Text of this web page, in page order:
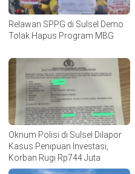
Relawan SPPG di Sulsel Demo
Tolak Hapus Program MBG
Oknum Polisi di Sulsel Dilapor
Kasus Penipuan Investasi,
Korban Rugi Rp744 Juta